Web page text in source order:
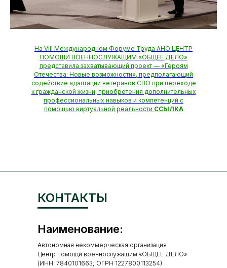
На VIII Международном Форуме Труда АНО ЦЕНТР
ПОМОЩИ ВОЕННОСЛУЖАЩИМ «ОБЩЕЕ ДЕЛО»
представила захватывающий проект — «Героям
Отечества: Новые возможности», предполагающий
содействие адаптации ветеранов СВО при переходе
к гражданской жизни, приобретения дополнительных
профессиональных навыков и компетенций с
помощью виртуальной реальности ССЫЛКА
КОНТАКТЫ
Наименование:
Автономная некоммерческая организация
Центр помощи военнослужащим «ОБЩЕЕ ДЕЛО»
(ИНН: 7840101663; ОГРН 1227800113254)